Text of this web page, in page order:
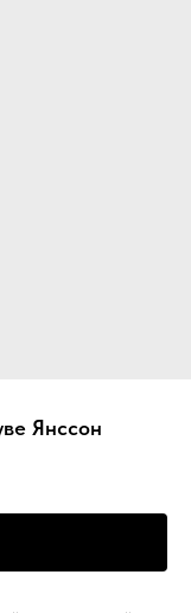
Янссон